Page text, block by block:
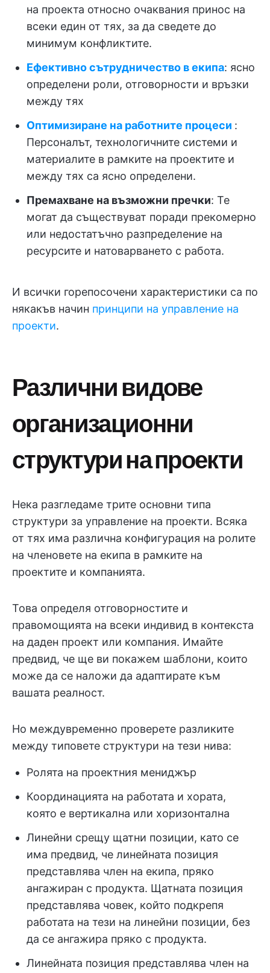
на проекта относно очаквания принос на
всеки един от тях, за да сведете до
минимум конфликтите.
Ефективно сътрудничество в екипа: ясно
определени роли, отговорности и връзки
между тях
Оптимизиране на работните процеси :
Персоналът, технологичните системи и
материалите в рамките на проектите и
между тях са ясно определени.
Премахване на възможни пречки: Те
могат да съществуват поради прекомерно
или недостатъчно разпределение на
ресурсите и натоварването с работа.
И всички горепосочени характеристики са по
някакъв начин принципи на управление на
проекти.
Различни видове
организационни
структури на проекти
Нека разгледаме трите основни типа
структури за управление на проекти. Всяка
от тях има различна конфигурация на ролите
на членовете на екипа в рамките на
проектите и компанията.
Това определя отговорностите и
правомощията на всеки индивид в контекста
на даден проект или компания. Имайте
предвид, че ще ви покажем шаблони, които
може да се наложи да адаптирате към
вашата реалност.
Но междувременно проверете разликите
между типовете структури на тези нива:
Ролята на проектния мениджър
Координацията на работата и хората,
която е вертикална или хоризонтална
Линейни срещу щатни позиции, като се
има предвид, че линейната позиция
представлява член на екипа, пряко
ангажиран с продукта. Щатната позиция
представлява човек, който подкрепя
работата на тези на линейни позиции, без
да се ангажира пряко с продукта.
Линейната позиция представлява член на